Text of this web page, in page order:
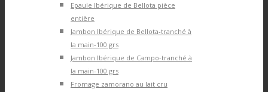
Epaule Ibérique de Bellota pièce
entière
Jambon Ibérique de Bellota-tranché à
la main-100 grs
Jambon Ibérique de Campo-tranché à
la main-100 grs
Fromage zamorano au lait cru